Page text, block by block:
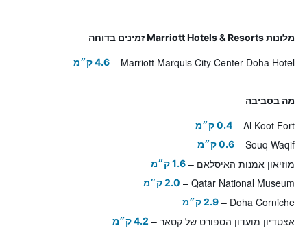
מלונות Marriott Hotels & Resorts זמינים בדוחה
Marriott Marquis City Center Doha Hotel 4.6 ק״מ
מה בסביבה
Al Koot Fort 0.4 ק״מ
Souq Waqif 0.6 ק״מ
מוזיאון אמנות האיסלאם 1.6 ק״מ
Qatar National Museum 2.0 ק״מ
Doha Corniche 2.9 ק״מ
אצטדיון מועדון הספורט של קטאר 4.2 ק״מ